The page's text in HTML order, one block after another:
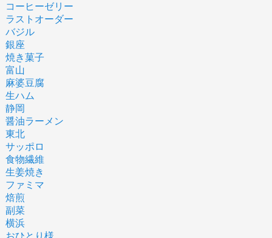
コーヒーゼリー
ラストオーダー
バジル
銀座
焼き菓子
富山
麻婆豆腐
生ハム
静岡
醤油ラーメン
東北
サッポロ
食物繊維
生姜焼き
ファミマ
焙煎
副菜
横浜